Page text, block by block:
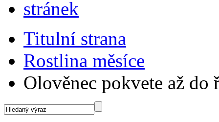
Titulní strana
Rostlina měsíce
Olověnec pokvete až do